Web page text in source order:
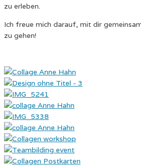
zu erleben.
Ich freue mich darauf, mit dir
zu gehen!